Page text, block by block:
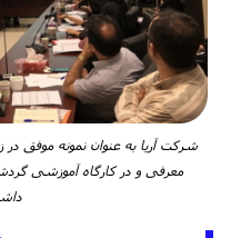
شرکت آریا به عنوان نمونه موفق
معرفی و در کارگاه آموزشی